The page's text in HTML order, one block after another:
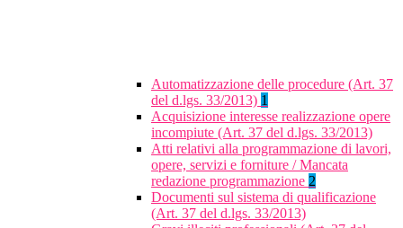
Automatizzazione delle procedure (Art. 37
del d.lgs. 33/2013) 1
Acquisizione interesse realizzazione opere
incompiute (Art. 37 del d.lgs. 33/2013)
Atti relativi alla programmazione di lavori,
opere, servizi e forniture / Mancata
redazione programmazione 2
Documenti sul sistema di qualificazione
(Art. 37 del d.lgs. 33/2013)